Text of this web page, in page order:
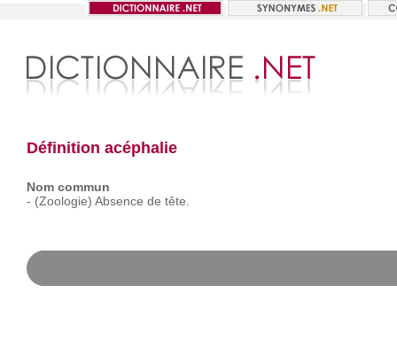
Définition acéphalie
Nom commun
- (Zoologie) Absence de tête.